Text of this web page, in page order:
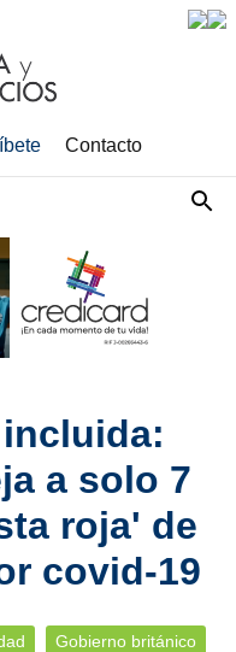
Contacto
a solo 7
roja' de
covid-19
Gobierno británico